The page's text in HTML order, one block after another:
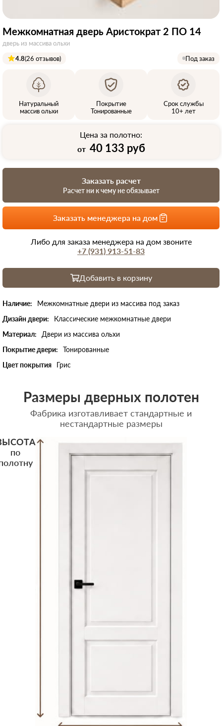
Межкомнатная дверь Аристократ 2 ПО 14
дверь из массива ольхи
4.8(26 отзывов) Под заказ
Натуральный
массив ольхи
Покрытие
Тонированные
Срок службы
10+ лет
Цена за полотно:
от 40 133 руб
Добавить в корзину
Наличие:
Межкомнатные двери из массива под заказ
Дизайн двери:
Классические межкомнатные двери
Материал:
Двери из массива ольхи
Покрытие двери:
Тонированные
Цвет покрытия
Грис
Заказать расчет
Расчет ни к чему не обязывает
Заказать менеджера на дом
Либо для заказа менеджера на дом звоните
+7 (931) 913-51-83
Размеры дверных полотен
Фабрика изготавливает стандартные и
нестандартные размеры
по